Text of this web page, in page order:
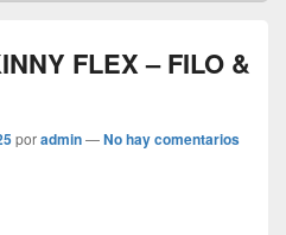
FLEX – FILO &
poradmin—No hay comentarios